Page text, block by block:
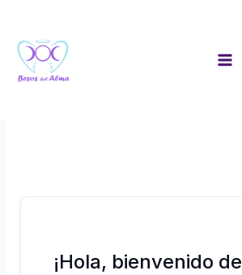
contenido
¡Hola, bienvenido de